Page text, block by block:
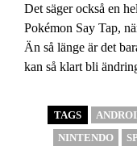
Det säger också en
Pokémon Say Tap,
Än så länge är det
kan så klart bli
TAGS
NINTENDO